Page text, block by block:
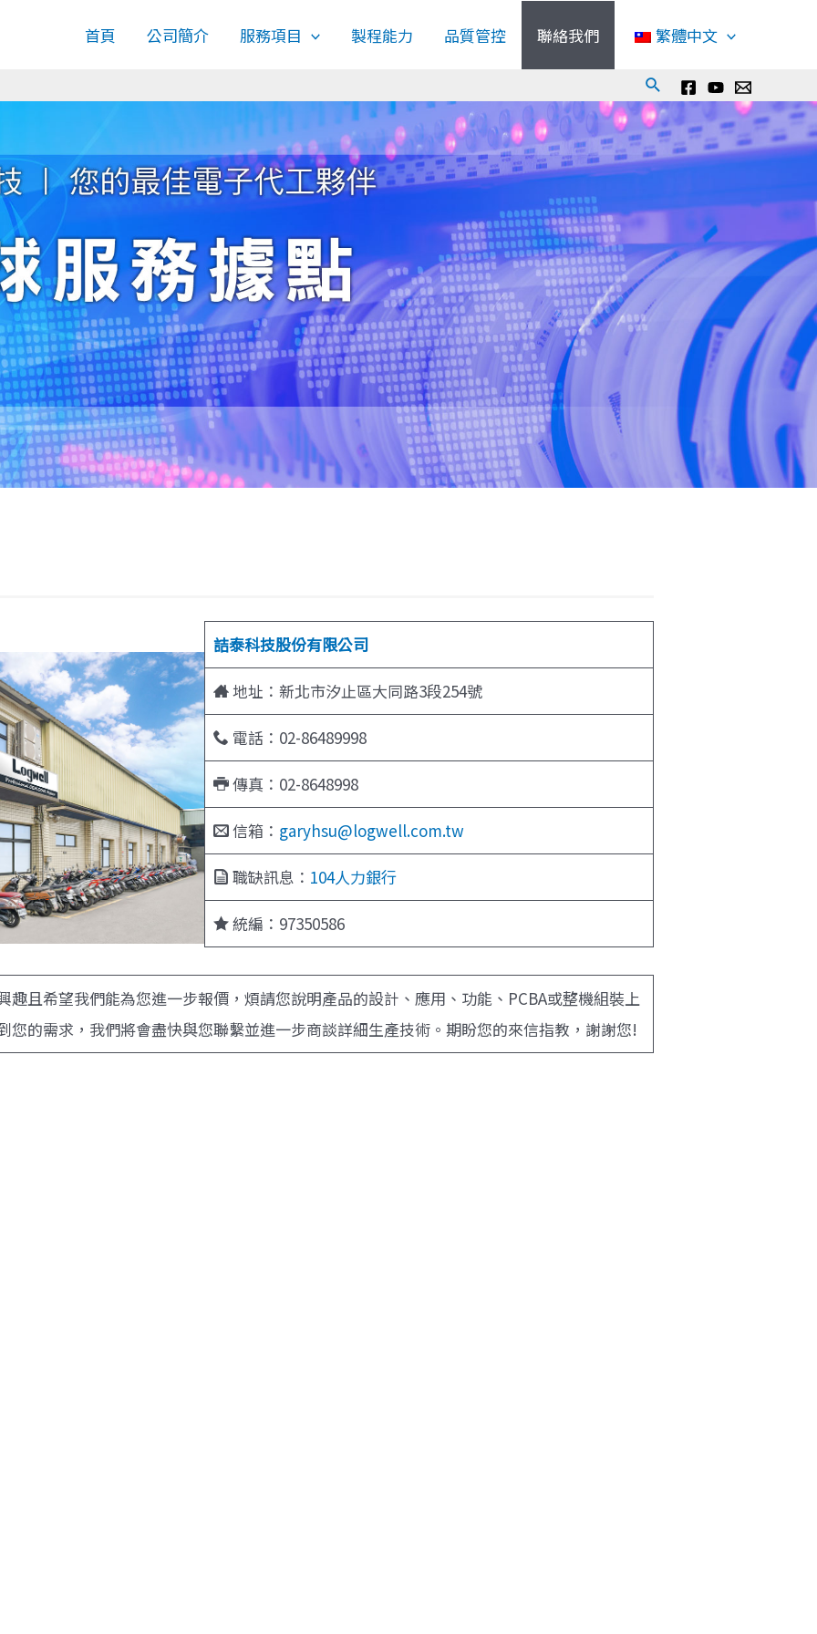
首頁 公司簡介 服務項目 製程能力 品質管控 聯絡我們 繁體中文
Search
詰泰科技股份有限公司
地址：新北市汐止區大同路3段254號
電話：02-86489998
傳真：02-8648998
信箱： garyhsu@logwell.com.tw
職缺訊息： 104人力銀行
統編：97350586
趣且希望我們能為您進一步報價，煩請您說明產品的設計、應用、功能、PCBA或整機組裝上
您的需求，我們將會盡快與您聯繫並進一步商談詳細生產技術。期盼您的來信指教，謝謝您!